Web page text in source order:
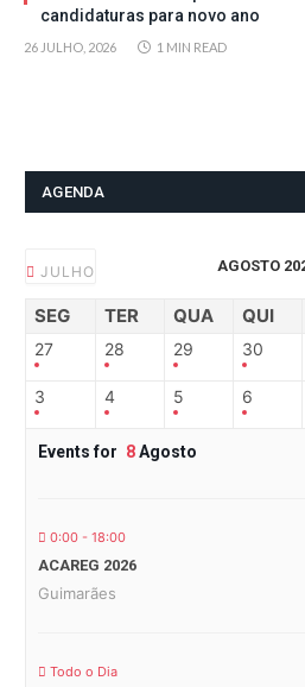
candidaturas para novo ano
26 JULHO, 2026 1 MIN READ
AGENDA
JULHO AGOSTO
SEG TER QUA QUI
27 28 29 30
3 4 5 6
Events for 8Agosto
0:00 - 18:00
ACAREG 2026
Guimarães
Todo o Dia